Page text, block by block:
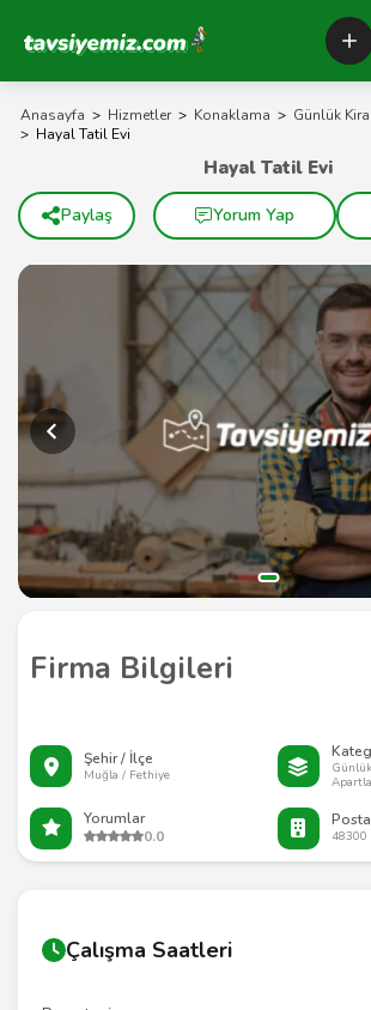
Tavsiyemiz Anasayfa
Anasayfa > Hizmetler > Konaklama > Günlük
> Hayal Tatil Evi
Firma Bilgileri
Şehir / İlçe
Muğla / Fethiye
Yorumlar
0.0
48300
Hayal Tatil Evi
Paylaş Yorum Yap
Çalışma Saatleri